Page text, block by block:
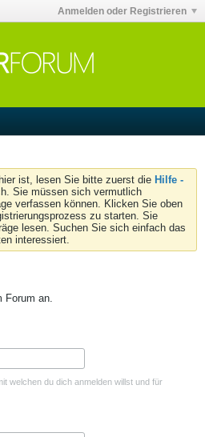
Anmelden oder Registrieren
ist, lesen Sie bitte zuerst die Hilfe -
Sie müssen sich vermutlich
verfassen können. Klicken Sie oben
zu starten. Sie
lesen. Suchen Sie sich einfach das
interessiert.
Forum an.
welchen du dich anmelden willst und für